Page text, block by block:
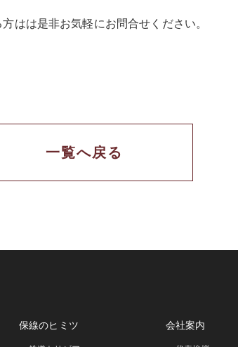
はは是非お気軽にお問合せください。
一覧へ戻る
保線のヒミツ 会社案内